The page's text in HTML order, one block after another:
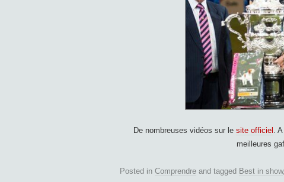
De nombreuses vidéos sur le site officiel .
meilleures
Posted in Comprendre and tagged Best in show,